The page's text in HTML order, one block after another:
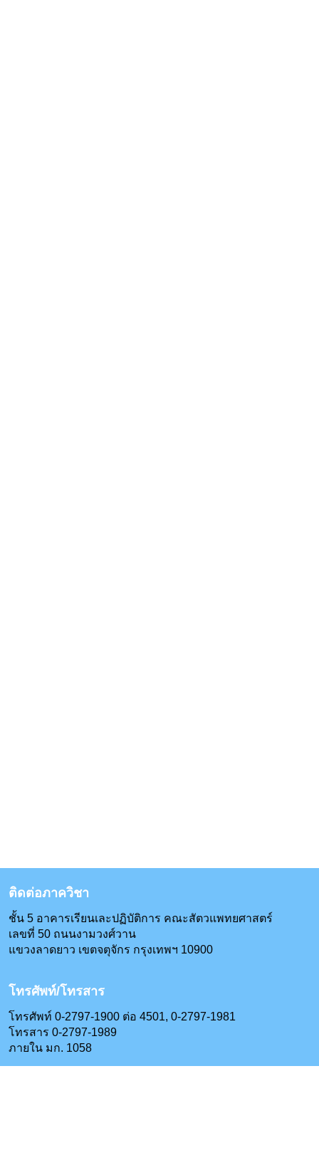
ติดต่อภาควิชา
ชั้น 5 อาคารเรียนเละปฏิบัติการ คณะสัตวแพทยศาสตร์
เลขที่ 50 ถนนงามวงศ์วาน
แขวงลาดยาว เขตจตุจักร กรุงเทพฯ 10900
โทรศัพท์/โทรสาร
โทรศัพท์ 0-2797-1900 ต่อ 4501, 0-2797-1981
โทรสาร 0-2797-1989
ภายใน มก. 1058